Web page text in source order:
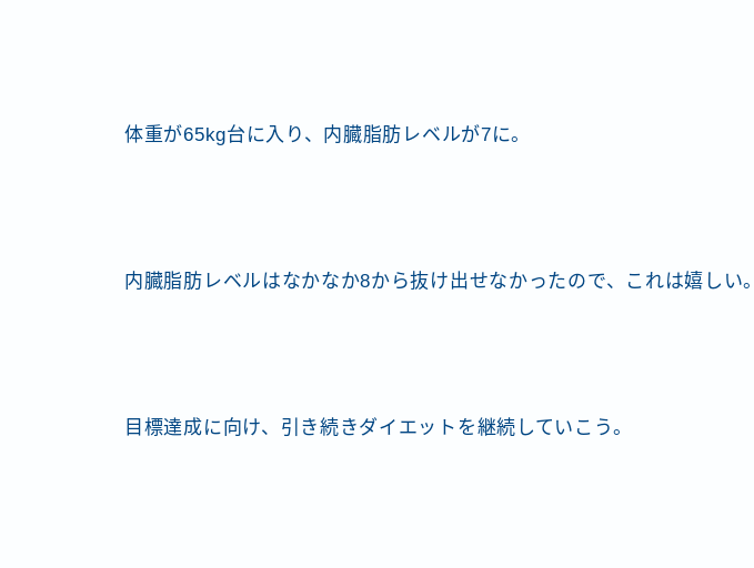
体重が65kg台に入り、内臓脂肪レベルが7に。
内臓脂肪レベルはなかなか8から抜け出せなかったので、これは嬉しい。
目標達成に向け、引き続きダイエットを継続していこう。